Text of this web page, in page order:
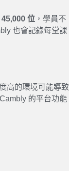
45,000 位 ，學員不
也會記錄每堂課
高的環境可能導致
Cambly 的平台功能